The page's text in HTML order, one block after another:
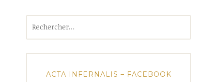
ACTA INFERNALIS – FACEBOOK